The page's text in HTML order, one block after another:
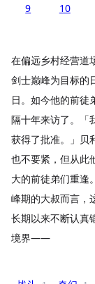
9
10
在偏远乡村经营道
剑士巅峰为目标的
日。如今他的前徒
隔十年来访了。「
获得了批准。」贝
也不要紧，但从
大的前徒弟们重逢
峰期的大叔而言，
长期以来不断认真
境界——